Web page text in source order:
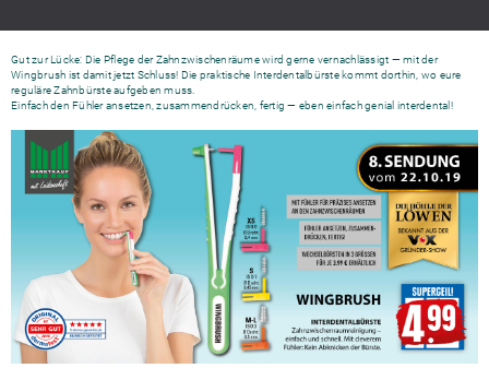
Gut zur Lücke: Die Pflege der Zahnzwischenräume wird gerne vernachlässigt — mit der
Wingbrush ist damit jetzt Schluss! Die praktische Interdentalbürste kommt dorthin, wo eure
reguläre Zahnbürste aufgeben muss.
Einfach den Fühler ansetzen, zusammendrücken, fertig — eben einfach genial interdental!